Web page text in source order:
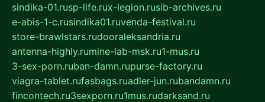
sindika-01.rusp-life.rux-legion.rusib-archives.ru
e-abis-1-c.rusindika01.ruvenda-festival.ru
store-brawlstars.rudooraleksandria.ru
antenna-highly.rumine-lab-msk.ru1-mus.ru
3-sex-porn.ruban-damn.rupurse-factory.ru
viagra-tablet.rufasbags.ruadler-jun.rubandamn.ru
fincontech.ru3sexporn.ru1mus.rudarksand.ru